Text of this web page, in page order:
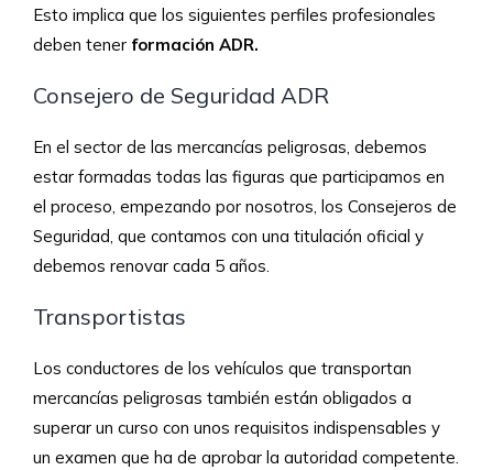
Esto implica que los siguientes perfiles profesionales
deben tener formación ADR.
Consejero de Seguridad ADR
En el sector de las mercancías peligrosas, debemos
estar formadas todas las figuras que participamos en
el proceso, empezando por nosotros, los Consejeros de
Seguridad, que contamos con una titulación oficial y
debemos renovar cada 5 años.
Transportistas
Los conductores de los vehículos que transportan
mercancías peligrosas también están obligados a
superar un curso con unos requisitos indispensables y
un examen que ha de aprobar la autoridad competente.